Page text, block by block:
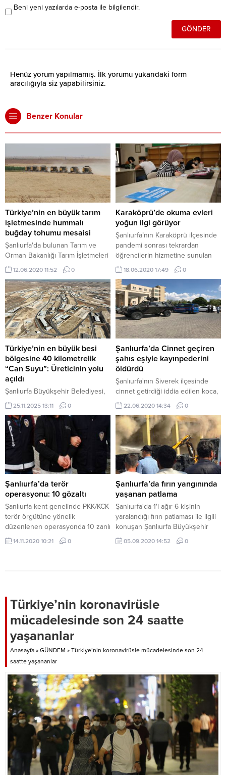
Beni yeni yazılarda e-posta ile bilgilendir.
Henüz yorum yapılmamış. İlk yorumu yukarıdaki form
aracılığıyla siz yapabilirsiniz.
Benzer Konular
Türkiye’nin en büyük tarım
işletmesinde hummalı
buğday tohumu mesaisi
Şanlıurfa'da bulunan Tarım ve
Orman Bakanlığı Tarım İşletmeleri
Genel Müdürlüğüne (TİGEM) bağlı
Ceylanpınar Tarım İşletmesinde
sertifikalı tohumda kullanılmak
üzere üretilen buğdayın hasadı
160 biçerdöverle hummalı bir
şekilde yürütülüyor.
12.06.2020 11:52 0
Karaköprü’de okuma evleri
yoğun ilgi görüyor
Şanlıurfa’nın Karaköprü ilçesinde
pandemi sonrası tekrardan
öğrencilerin hizmetine sunulan
okuma evleri ve halk kütüphanesi
sınavlara çalışmak isteyen
öğrencilerin uğrak yeri haline
geldi.
18.06.2020 17:49 0
Türkiye’nin en büyük besi
bölgesine 40 kilometrelik
“Can Suyu”: Üreticinin yolu
açıldı
Şanlıurfa Büyükşehir Belediyesi,
Türkiye’nin kırmızı et ihtiyacının
yüzde 15’ini karşılaması beklenen
devasa tarım bölgesindeki ulaşım
sorununu çözdü. Tamamlanan 40
kilometrelik asfalt yol, bölgedeki
yatırımları ve tesisleşmeyi
hızlandırdı. Şanlıurfa () – Şanlıurfa
Büyükşehir Belediyesi,
Türkiye’nin en büyük Besi
Organize Tarım Bölgesi’nde (OSB)
yürüttüğü altyapı çalışmalarında
mutlu sona ulaştı. Büyükşehir
Belediye Başkanı...
25.11.2025 13:11 0
Şanlıurfa’da Cinnet geçiren
şahıs eşiyle kayınpederini
öldürdü
Şanlıurfa'nın Siverek ilçesinde
cinnet getirdiği iddia edilen koca,
eşini ve kayınpederini öldürdü,
bir kişiyi de yaraladı.
22.06.2020 14:34 0
Şanlıurfa’da terör
operasyonu: 10 gözaltı
Şanlıurfa kent genelinde PKK/KCK
terör örgütüne yönelik
düzenlenen operasyonda 10 zanlı
gözaltına alındı. Edinilen bilgiye
göre, Şanlıurfa İl Emniyet
operasyon düzenledi.
Operasyonda 10 zanlı gözaltına
alındı. Zanlılar, emniyete
soruşturma başlatıldı. HABERLER
5'li masadan ortak...
14.11.2020 10:21 0
Şanlıurfa’da fırın yangınında
yaşanan patlama
Şanlıurfa'da 1'i ağır 6 kişinin
yaralandığı fırın patlaması ile ilgili
konuşan Şanlıurfa Büyükşehir
Belediyesi İtfaiye Daire Başkanı
Ahmet Nur Asoğlu, meydana
05.09.2020 14:52 0
Türkiye’nin koronavirüsle
mücadelesinde son 24 saatte
yaşananlar
Anasayfa » GÜNDEM » Türkiye’nin koronavirüsle mücadelesinde son 24
saatte yaşananlar